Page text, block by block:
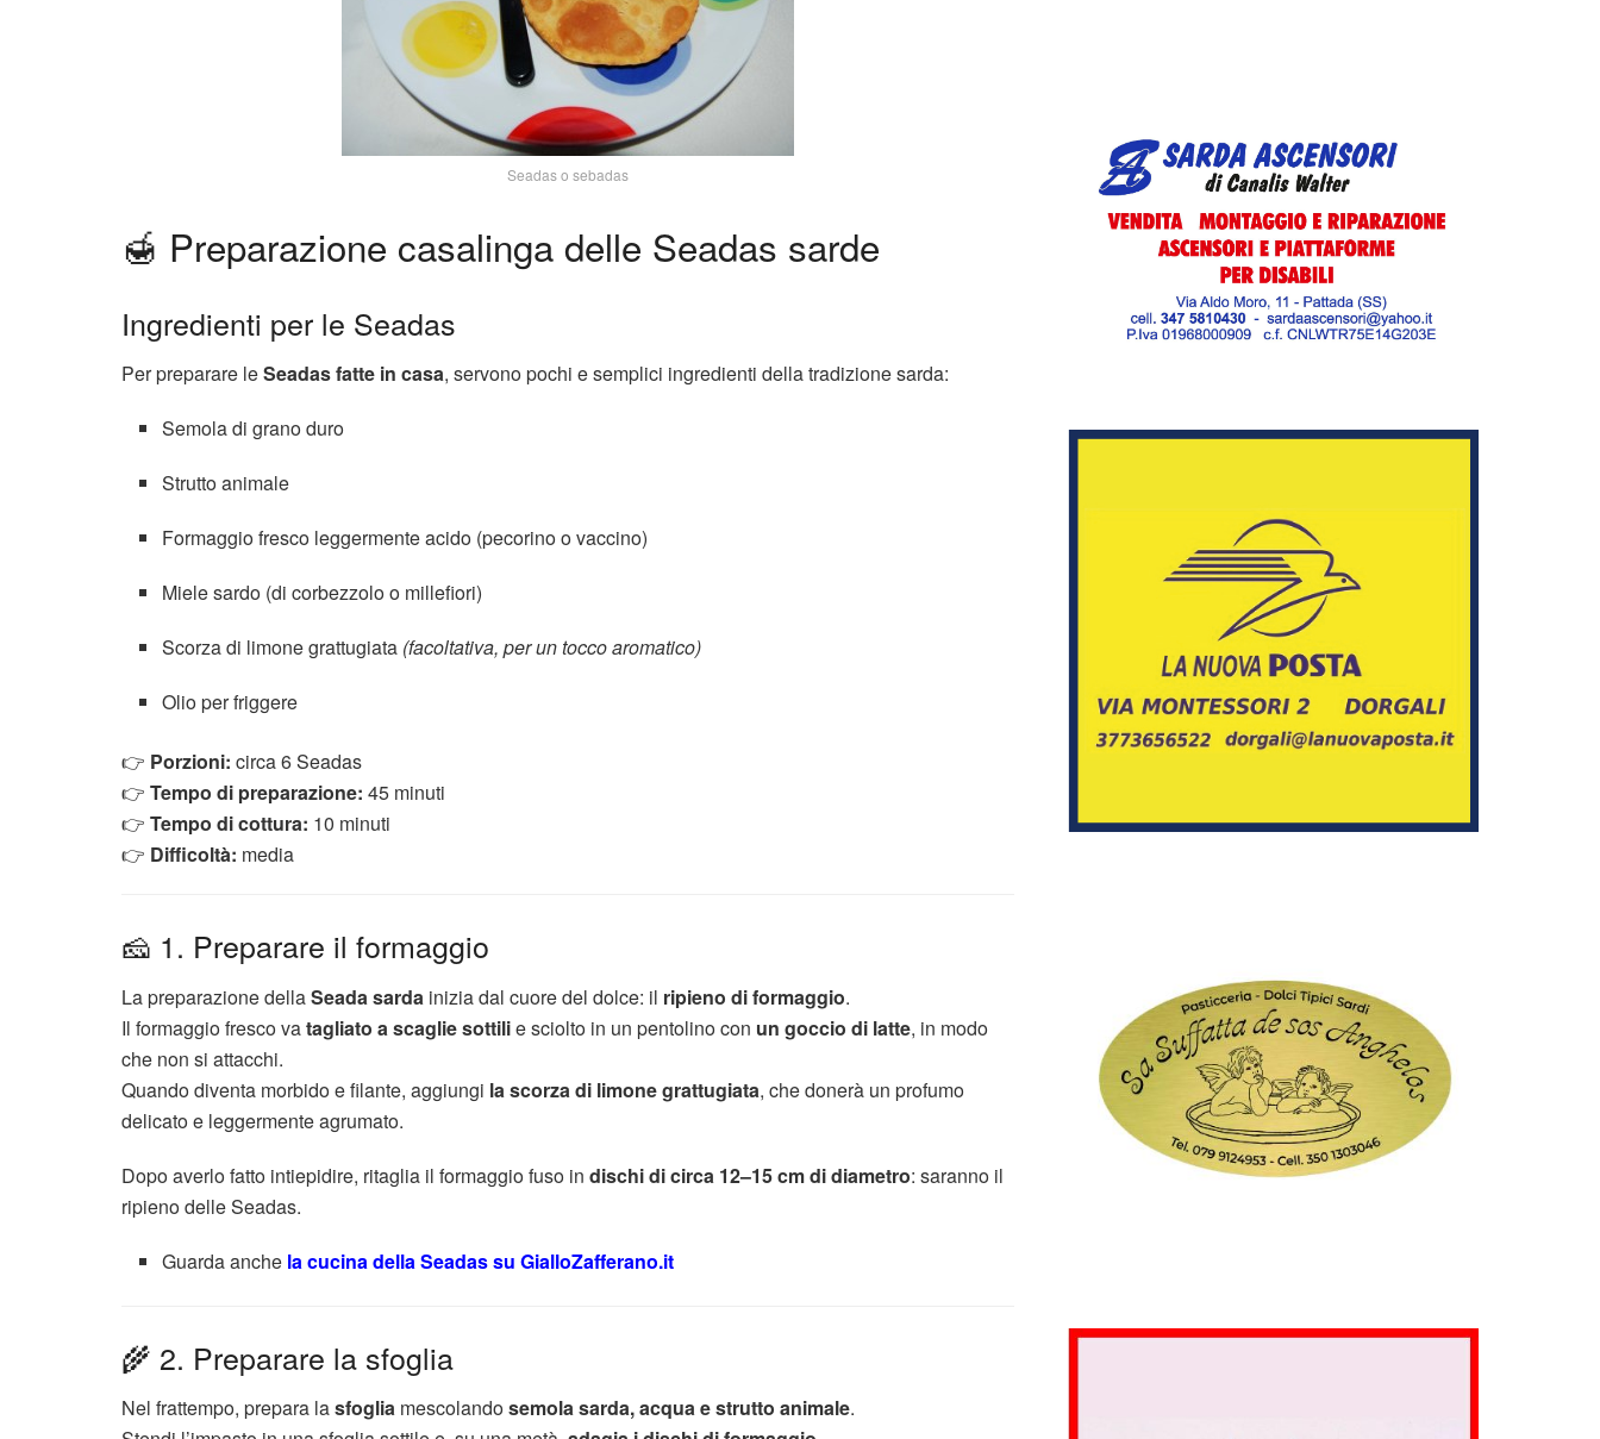
Seadas o sebadas
🍯 Preparazione casalinga delle Seadas sarde
Ingredienti per le Seadas
Per preparare leSeadas fatte in casa, servono pochi e semplici ingredienti della tradizione sarda:
Semola di grano duro
Strutto animale
Formaggio fresco leggermente acido (pecorino o vaccino)
Miele sardo (di corbezzolo o millefiori)
Scorza di limone grattugiata (facoltativa, per un tocco aromatico)
Olio per friggere
👉 Porzioni: circa 6 Seadas
👉 Tempo di preparazione: 45 minuti
👉 Tempo di cottura: 10 minuti
👉 Difficoltà: media
🧀 1. Preparare il formaggio
La preparazione dellaSeada sarda inizia dal cuore del dolce: il ripieno di formaggio.
Il formaggio fresco vatagliato a scaglie sottilie sciolto in un pentolino con un goccio di latte, in modo
che non si attacchi.
Quando diventa morbido e filante, aggiungi la scorza di limone grattugiata, che donerà un profumo
delicato e leggermente agrumato.
Dopo averlo fatto intiepidire, ritaglia il formaggio fuso in dischi di circa 12–15 cm di diametro: saranno il
ripieno delle Seadas.
Guarda anche la cucina della Seadas su GialloZafferano.it
🌾 2. Preparare la sfoglia
Nel frattempo, prepara lasfoglia mescolandosemola sarda, acqua e strutto animale.